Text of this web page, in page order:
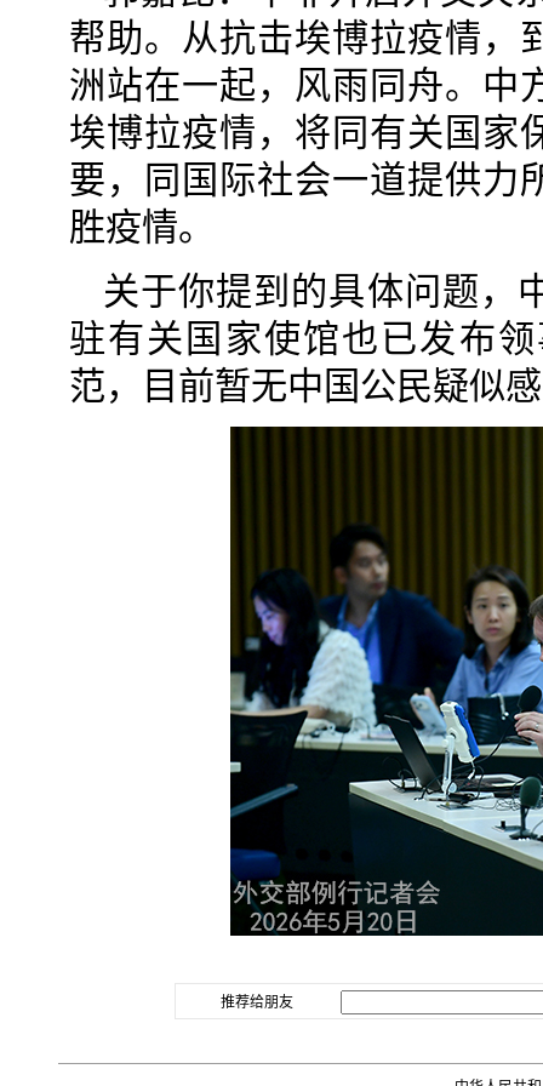
帮助。从抗击埃博拉疫情，
洲站在一起，风雨同舟。中
埃博拉疫情，将同有关国家
要，同国际社会一道提供力
胜疫情。
关于你提到的具体问题，
驻有关国家使馆也已发布
范，目前暂无中国公民疑似
推荐给朋友